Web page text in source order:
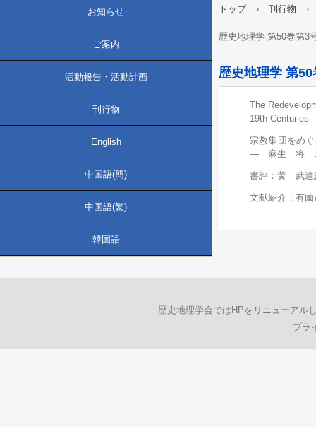
トップ › 刊行物 ›
歴史地理学 第50巻第3
歴史地理学 第
The
19th
宗教集団をめ
― 麻生 将
書評：黄 武
文献紹介：有
お知らせ
ご案内
活動報告・活動計画
刊行物
English
中国語(簡)
中国語(繁)
韓国語
歴史地理学会ではHPをリニューアル
プラ